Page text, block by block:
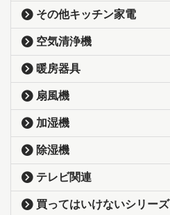
その他キッチン家電
空気清浄機
暖房器具
扇風機
加湿機
除湿機
テレビ関連
買ってはいけないシリーズ